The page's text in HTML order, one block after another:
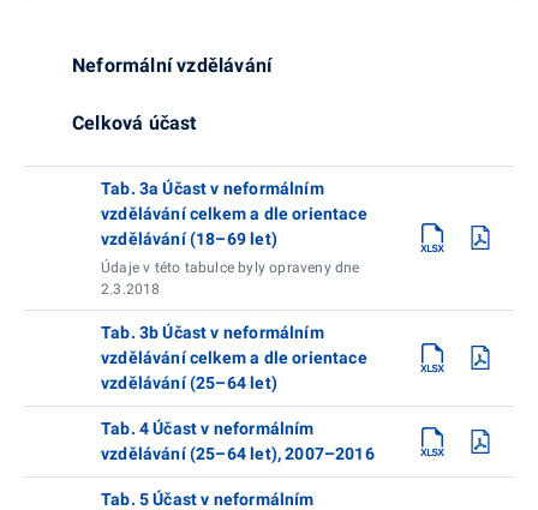
Neformální vzdělávání
Celková účast
Tab. 3a Účast v neformálním
vzdělávání celkem a dle orientace
vzdělávání (18–69 let)
Údaje v této tabulce byly opraveny dne
2.3.2018
Tab. 3b Účast v neformálním
vzdělávání celkem a dle orientace
vzdělávání (25–64 let)
Tab. 4 Účast v neformálním
vzdělávání (25–64 let), 2007–2016
Tab. 5 Účast v neformálním